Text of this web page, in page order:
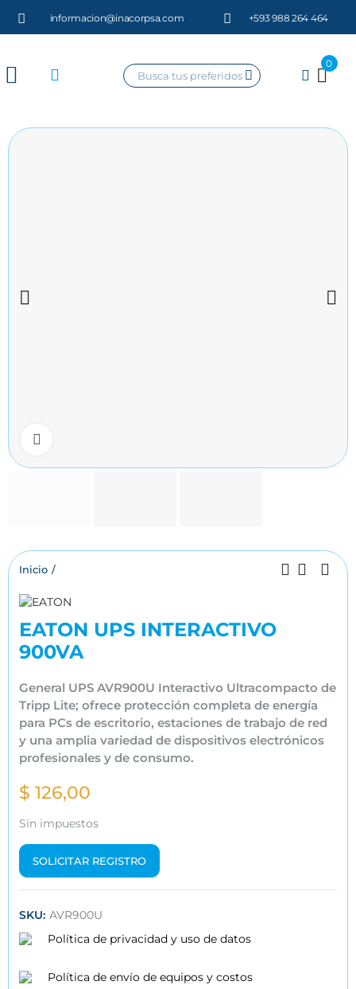
informacion@inacorpsa.com +593 988 264 464
0
Inicio
EATON UPS INTERACTIVO
900VA
General UPS AVR900U Interactivo Ultracompacto de
Tripp Lite; ofrece protección completa de energía
para PCs de escritorio, estaciones de trabajo de red
y una amplia variedad de dispositivos electrónicos
profesionales y de consumo.
$ 126,00
Sin impuestos
SOLICITAR REGISTRO
SKU: AVR900U
Política de privacidad y uso de datos
Política de envío de equipos y costos